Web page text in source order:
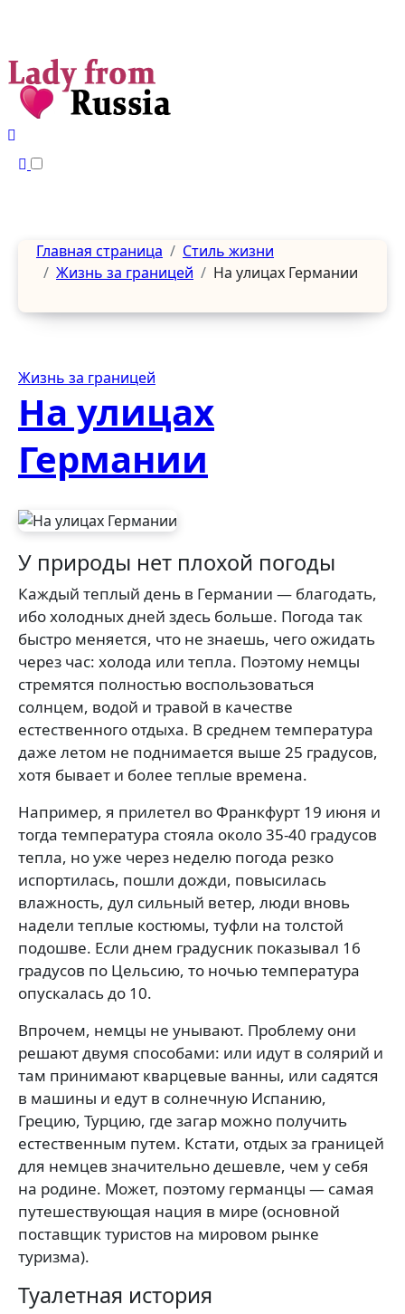
Главная страница
Стиль жизни
Жизнь за границей
На улицах Германии
Жизнь за границей
На улицах
Германии
У природы нет плохой погоды
Каждый теплый день в Германии — благодать,
ибо холодных дней здесь больше. Погода так
быстро меняется, что не знаешь, чего ожидать
через час: холода или тепла. Поэтому немцы
стремятся полностью воспользоваться
солнцем, водой и травой в качестве
естественного отдыха. В среднем температура
даже летом не поднимается выше 25 градусов,
хотя бывает и более теплые времена.
Например, я прилетел во Франкфурт 19 июня и
тогда температура стояла около 35-40 градусов
тепла, но уже через неделю погода резко
испортилась, пошли дожди, повысилась
влажность, дул сильный ветер, люди вновь
надели теплые костюмы, туфли на толстой
подошве. Если днем градусник показывал 16
градусов по Цельсию, то ночью температура
опускалась до 10.
Впрочем, немцы не унывают. Проблему они
решают двумя способами: или идут в солярий и
там принимают кварцевые ванны, или садятся
в машины и едут в солнечную Испанию,
Грецию, Турцию, где загар можно получить
естественным путем. Кстати, отдых за границей
для немцев значительно дешевле, чем у себя
на родине. Может, поэтому германцы — самая
путешествующая нация в мире (основной
поставщик туристов на мировом рынке
туризма).
Туалетная история